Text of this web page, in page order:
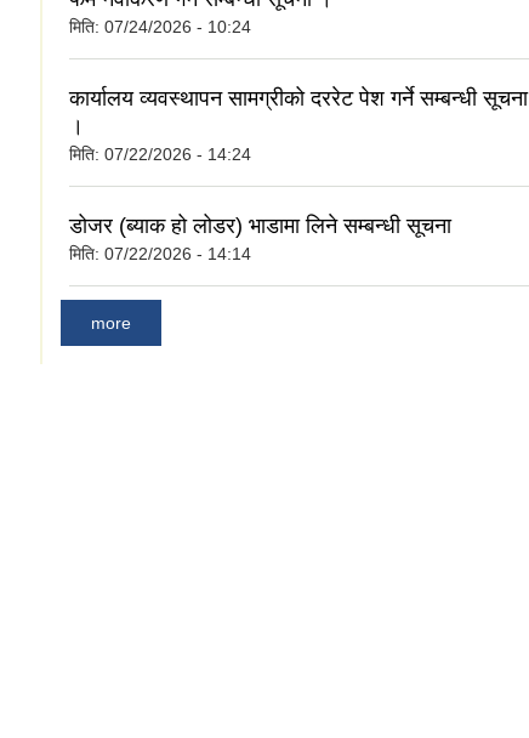
मिति: 07/24/2026 - 10:24
कार्यालय व्यवस्थापन सामग्रीको दररेट पेश गर्ने सम्बन्धी सूचना
।
मिति: 07/22/2026 - 14:24
डोजर (ब्याक हो लोडर) भाडामा लिने सम्बन्धी सूचना
मिति: 07/22/2026 - 14:14
more